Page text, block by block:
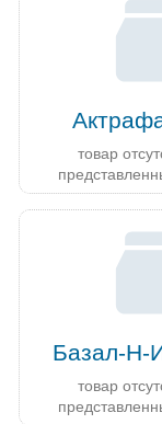
товар
Базал-Н-
товар